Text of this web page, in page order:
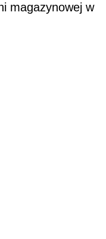
magazynowej w